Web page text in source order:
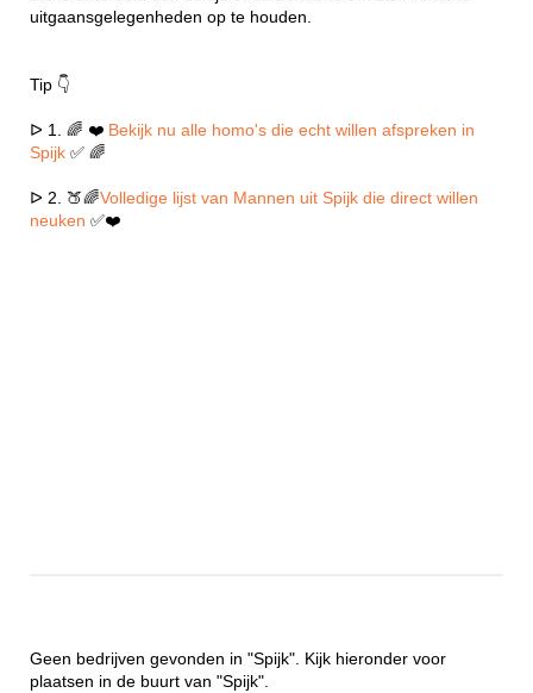
uitgaansgelegenheden op te houden.
Tip 👇
ᐅ 1. 🌈 ❤️ Bekijk nu alle homo's die echt willen afspreken in
Spijk ✅ 🌈
ᐅ 2. 🍑🌈Volledige lijst van Mannen uit Spijk die direct willen
neuken ✅❤️
Geen bedrijven gevonden in "Spijk". Kijk hieronder voor
plaatsen in de buurt van "Spijk".